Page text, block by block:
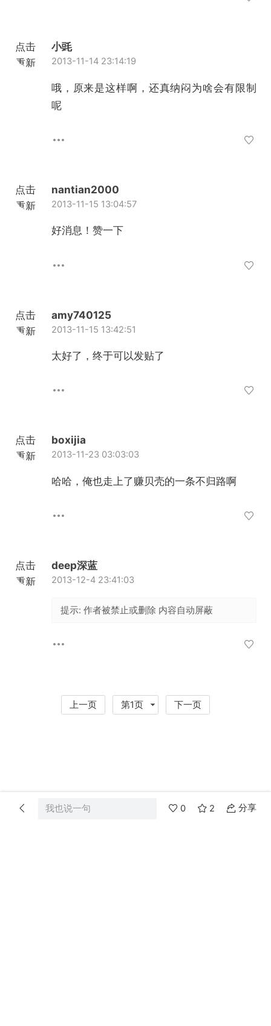
点击
重新
小毭
2013-11-14 23:14:19
哦，原来是这样啊，还真纳闷为啥会有限制
呢
点击
重新
nantian2000
2013-11-15 13:04:57
好消息！赞一下
点击
重新
amy740125
2013-11-15 13:42:51
太好了，终于可以发贴了
点击
重新
boxijia
2013-11-23 03:03:03
哈哈，俺也走上了赚贝壳的一条不归路啊
点击
重新
deep深蓝
2013-12-4 23:41:03
提示:作者被禁止或删除 内容自动屏蔽
何有缘
2013-12-6 18:14:43
我也说一句 0 2 分享